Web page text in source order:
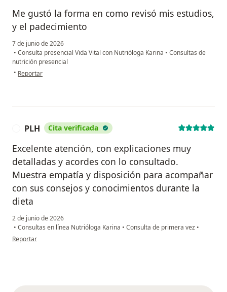
Me gustó la forma en como revisó mis estudios,
y el padecimiento
7 de junio de 2026
• Consulta presencial Vida Vital con Nutrióloga Karina • Consultas de
nutrición presencial
• en opinión del usuario Sara Viveros
Reportar
PLH Cita verificada
Excelente atención, con explicaciones muy
detalladas y acordes con lo consultado.
Muestra empatía y disposición para acompañar
con sus consejos y conocimientos durante la
dieta
2 de junio de 2026
• Consultas en línea Nutrióloga Karina • Consulta de primera vez •
en opinión del usuario PLH
Reportar